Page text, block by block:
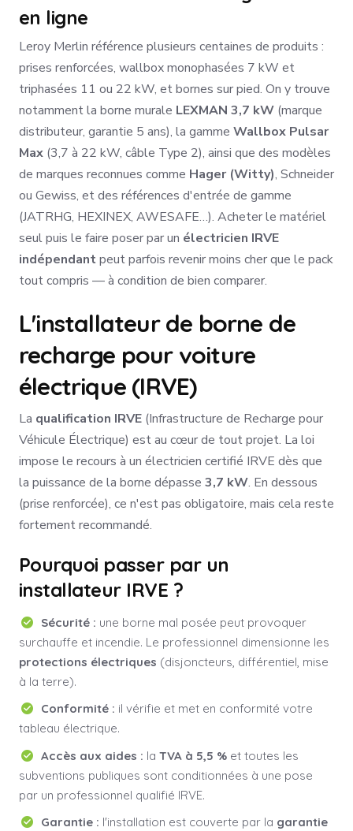
en ligne
Leroy Merlin référence plusieurs centaines de produits :
prises renforcées, wallbox monophasées 7 kW et
triphasées 11 ou 22 kW, et bornes sur pied. On y trouve
notamment la borne murale LEXMAN 3,7 kW(marque
distributeur, garantie 5 ans), la gamme Wallbox Pulsar
Max(3,7 à 22 kW, câble Type 2), ainsi que des modèles
de marques reconnues comme Hager (Witty), Schneider
ou Gewiss, et des références d'entrée de gamme
(JATRHG, HEXINEX, AWESAFE…). Acheter le matériel
seul puis le faire poser par un électricien IRVE
indépendantpeut parfois revenir moins cher que le pack
tout compris — à condition de bien comparer.
L'installateur de borne de
recharge pour voiture
électrique (IRVE)
La qualification IRVE(Infrastructure de Recharge pour
Véhicule Électrique) est au cœur de tout projet. La loi
impose le recours à un électricien certifié IRVE dès que
la puissance de la borne dépasse 3,7 kW. En dessous
(prise renforcée), ce n'est pas obligatoire, mais cela reste
fortement recommandé.
Pourquoi passer par un
installateur IRVE ?
Sécurité : une borne mal posée peut provoquer
surchauffe et incendie. Le professionnel dimensionne les
protections électriques (disjoncteurs, différentiel, mise
à la terre).
Conformité : il vérifie et met en conformité votre
tableau électrique.
Accès aux aides : la TVA à 5,5 %et toutes les
subventions publiques sont conditionnées à une pose
par un professionnel qualifié IRVE.
Garantie : l'installation est couverte par la garantie